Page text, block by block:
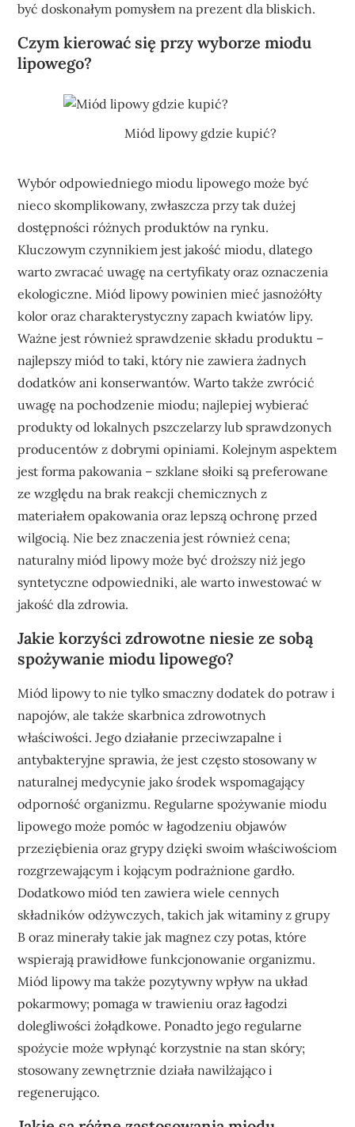
być doskonałym pomysłem na prezent dla bliskich.
Czym kierować się przy wyborze miodu
lipowego?
Miód lipowy gdzie kupić?
Wybór odpowiedniego miodu lipowego może być
nieco skomplikowany, zwłaszcza przy tak dużej
dostępności różnych produktów na rynku.
Kluczowym czynnikiem jest jakość miodu, dlatego
warto zwracać uwagę na certyfikaty oraz oznaczenia
ekologiczne. Miód lipowy powinien mieć jasnożółty
kolor oraz charakterystyczny zapach kwiatów lipy.
Ważne jest również sprawdzenie składu produktu –
najlepszy miód to taki, który nie zawiera żadnych
dodatków ani konserwantów. Warto także zwrócić
uwagę na pochodzenie miodu; najlepiej wybierać
produkty od lokalnych pszczelarzy lub sprawdzonych
producentów z dobrymi opiniami. Kolejnym aspektem
jest forma pakowania – szklane słoiki są preferowane
ze względu na brak reakcji chemicznych z
materiałem opakowania oraz lepszą ochronę przed
wilgocią. Nie bez znaczenia jest również cena;
naturalny miód lipowy może być droższy niż jego
syntetyczne odpowiedniki, ale warto inwestować w
jakość dla zdrowia.
Jakie korzyści zdrowotne niesie ze sobą
spożywanie miodu lipowego?
Miód lipowy to nie tylko smaczny dodatek do potraw i
napojów, ale także skarbnica zdrowotnych
właściwości. Jego działanie przeciwzapalne i
antybakteryjne sprawia, że jest często stosowany w
naturalnej medycynie jako środek wspomagający
odporność organizmu. Regularne spożywanie miodu
lipowego może pomóc w łagodzeniu objawów
przeziębienia oraz grypy dzięki swoim właściwościom
rozgrzewającym i kojącym podrażnione gardło.
Dodatkowo miód ten zawiera wiele cennych
składników odżywczych, takich jak witaminy z grupy
B oraz minerały takie jak magnez czy potas, które
wspierają prawidłowe funkcjonowanie organizmu.
Miód lipowy ma także pozytywny wpływ na układ
pokarmowy; pomaga w trawieniu oraz łagodzi
dolegliwości żołądkowe. Ponadto jego regularne
spożycie może wpłynąć korzystnie na stan skóry;
stosowany zewnętrznie działa nawilżająco i
regenerująco.